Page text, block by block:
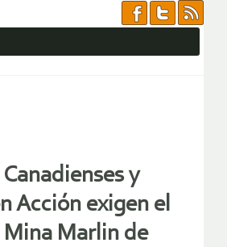
y
Acción exigen el
Mina Marlin de